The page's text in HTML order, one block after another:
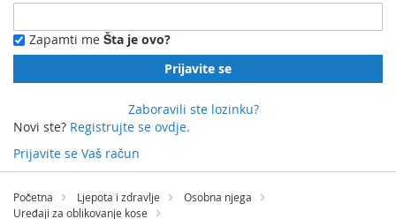
Zapamti me Šta je ovo?
Prijavite se
Zaboravili ste lozinku?
Novi ste? Registrujte se ovdje.
Prijavite se Vaš račun
Preskočite
sadržaj
Početna Ljepota i zdravlje
Osobna njega
Uređaji za oblikovanje kose